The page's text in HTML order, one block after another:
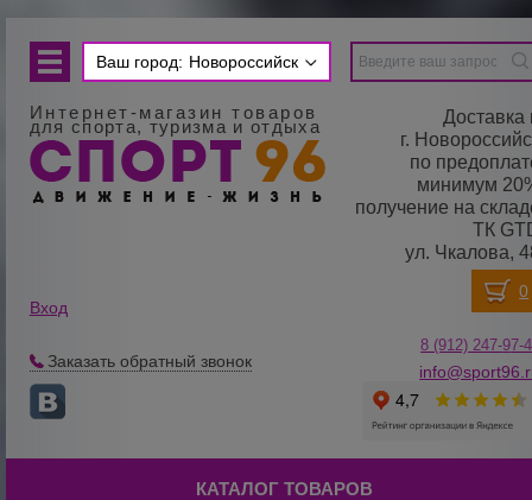
Ваш город: Новороссийск
Интернет-магазин товаров
для спорта, туризма и отдыха
Доставка
г.
по
минимум
получение на
ТК
ул. Чкалова,
Вход
Заказать обратный звонок
8 (912) 247-97-
КАТАЛОГ ТОВАРОВ